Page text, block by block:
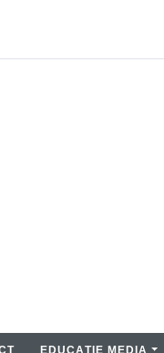
EDUCAȚIE MEDIA